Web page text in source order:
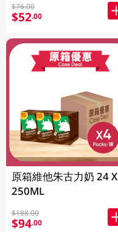
$76.00
$52.00
原箱維他朱古力奶 24 X
250ML
$188.00
$94.00